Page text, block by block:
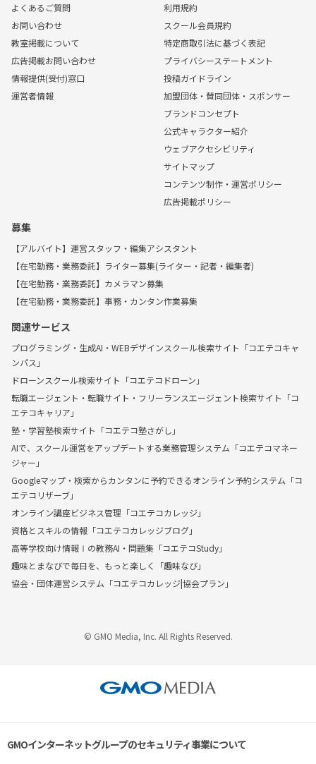
よくあるご質問
お問い合わせ
教室掲載について
広告掲載お問い合わせ
情報提供(受付)窓口
運営者情報
利用規約
スクール会員規約
特定商取引法に基づく表記
プライバシーステートメント
投稿ガイドライン
加盟団体・賛同団体・スポンサー
ブランドコンセプト
公式キャラクター紹介
ウェブアクセシビリティ
サイトマップ
コンテンツ制作・運営ポリシー
広告掲載ポリシー
募集
【アルバイト】運営スタッフ・編集アシスタント
【在宅勤務・業務委託】ライター募集(ライター・記者・編集者)
【在宅勤務・業務委託】カメラマン募集
【在宅勤務・業務委託】事務・カンタン作業募集
関連サービス
プログラミング・生成AI・WEBデザインスクール検索サイト「コエテコキャ
ンパス」
ドローンスクール検索サイト「コエテコドローン」
転職エージェント・転職サイト・フリーランスエージェント検索サイト「コ
エテコキャリア」
塾・学習塾検索サイト「コエテコ塾さがし」
AIで、スクール運営をアップデートする業務管理システム「コエテコマネー
ジャー」
Googleマップ・検索からカンタンに予約できるオンライン予約システム「コ
エテコリザーブ」
オンライン講座ビジネス管理「コエテコカレッジ」
資格とスキルの情報「コエテコカレッジブログ」
高等学校向け情報Ⅰの教務AI・問題集「コエテコStudy」
趣味とまなびで毎日を、もっと楽しく「趣味なび」
協会・団体運営システム「コエテコカレッジ|協会プラン」
© GMO Media, Inc. All Rights Reserved.
GMOインターネットグループのセキュリティ事業について